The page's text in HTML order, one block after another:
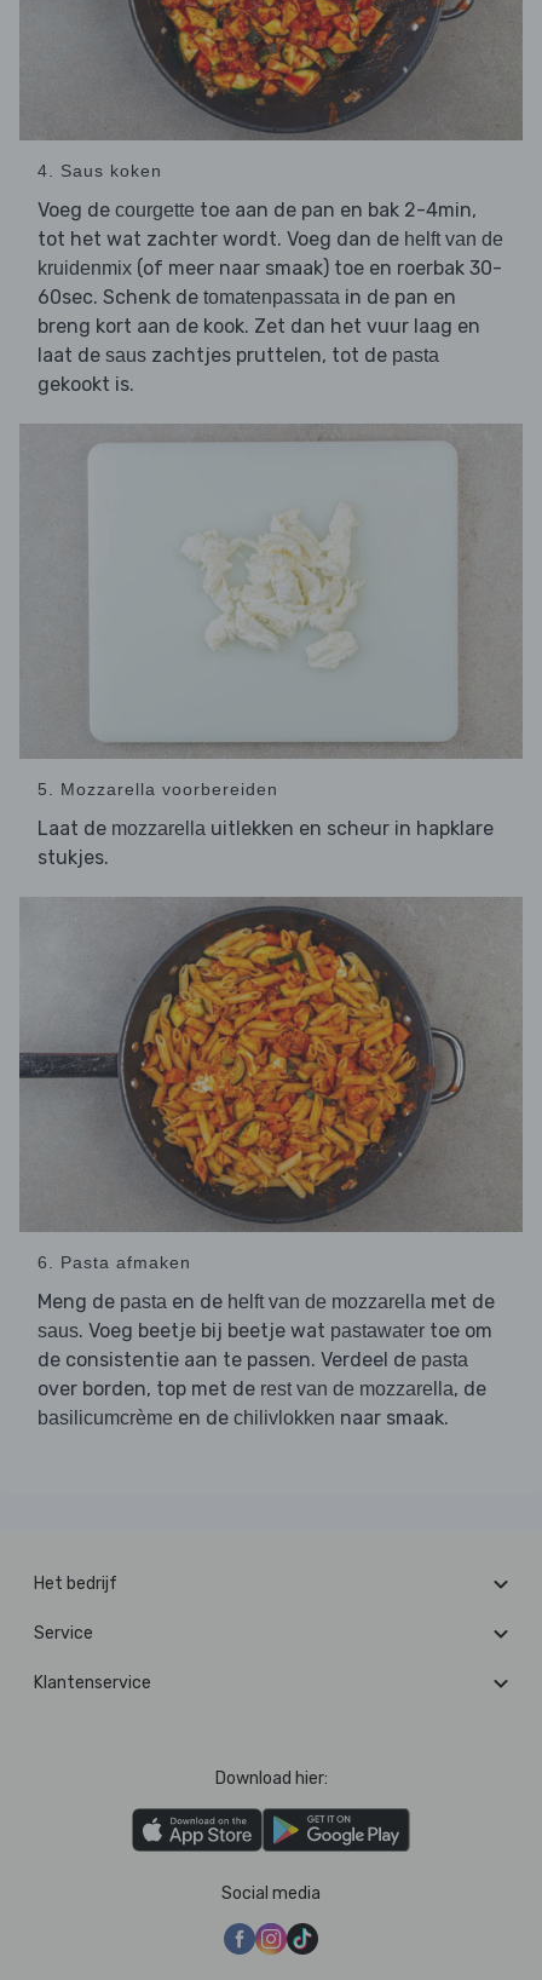
4. Saus koken
Voeg de courgette toe aan de pan en bak 2-4min,
tot het wat zachter wordt. Voeg dan de helft van de
kruidenmix (of meer naar smaak) toe en roerbak 30-
60sec. Schenk de tomatenpassata in de pan en
breng kort aan de kook. Zet dan het vuur laag en
laat de saus zachtjes pruttelen, tot de pasta
gekookt is.
5. Mozzarella voorbereiden
Laat de mozzarella uitlekken en scheur in hapklare
stukjes.
6. Pasta afmaken
Meng de pasta en de helft van de mozzarella met de
saus. Voeg beetje bij beetje wat pastawater toe om
de consistentie aan te passen. Verdeel de pasta
over borden, top met de rest van de mozzarella, de
basilicumcrème en de chilivlokken naar smaak.
Het bedrijf
Service
Klantenservice
Download hier:
Social media